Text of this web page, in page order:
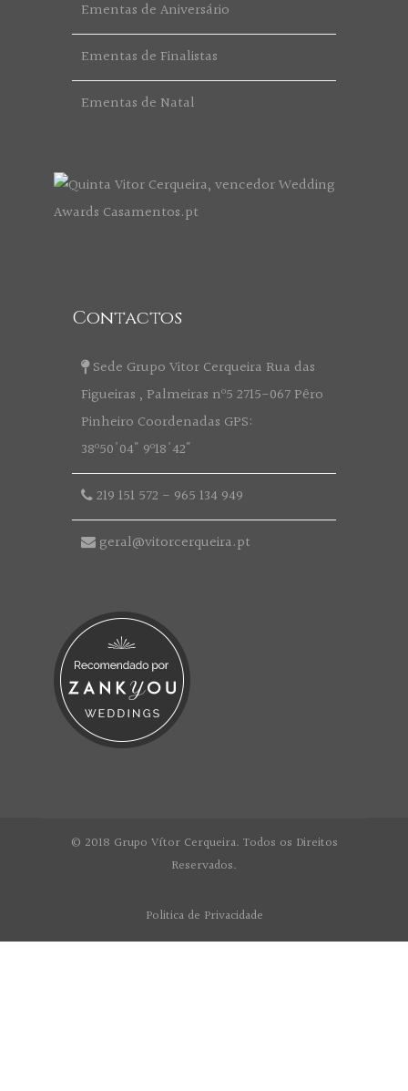
Ementas de Aniversário
Ementas de Finalistas
Ementas de Natal
Contactos
Sede Grupo Vitor Cerqueira Rua das
Figueiras , Palmeiras nº5 2715-067 Pêro
Pinheiro Coordenadas GPS:
38º50'04" 9º18'42"
219 151 572 - 965 134 949
geral@vitorcerqueira.pt
© 2018 Grupo Vítor Cerqueira. Todos os Direitos
Reservados.
Politica de Privacidade